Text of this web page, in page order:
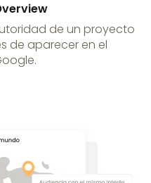
de un proyecto
de aparecer en el